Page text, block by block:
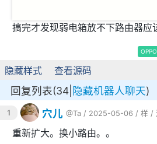
搞完才发现弱电箱放不下路由器应
隐藏样式 查看源码
回复列表(34| 隐藏机器人聊天)
1 穴儿 @Ta / 2025-05-06 / 样 /
重新扩大。换小路由。。